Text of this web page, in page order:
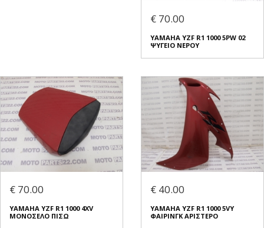
€ 70.00
YAMAHA YZF R1 1000 5PW 02
ΨΥΓΕΙΟ ΝΕΡΟΥ
€ 70.00
YAMAHA YZF R1 1000 4XV
ΜΟΝΟΣΕΛΟ ΠΙΣΩ
€ 40.00
YAMAHA YZF R1 1000 5VY
ΦΑΙΡΙΝΓΚ ΑΡΙΣΤΕΡΟ